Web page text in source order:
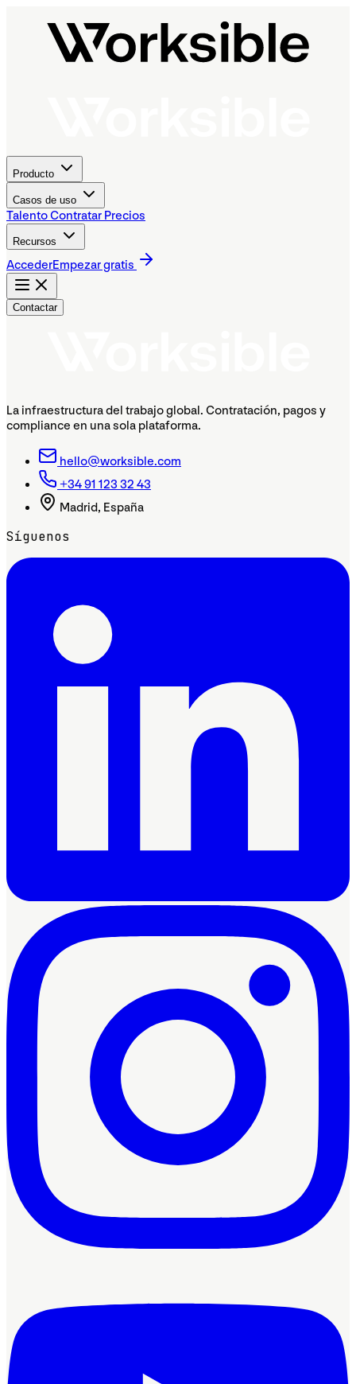
Producto
Casos de uso
TalentoContratar Precios
Recursos
AccederEmpezar gratis
Contactar
La infraestructura del trabajo global. Contratación, pagos y
compliance en una sola plataforma.
hello@worksible.com
+34 91 123 32 43
Madrid, España
Síguenos